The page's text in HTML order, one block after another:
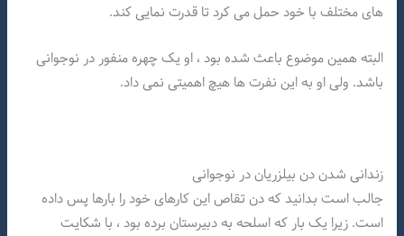
های مختلف با خود حمل می کرد تا قدرت نمایی کند.
البته همین موضوع باعث شده بود ، او یک چهره منفور در نوجوانی
باشد. ولی او به این نفرت ها هیچ اهمیتی نمی داد.
زندانی شدن دن بیلزریان در نوجوانی
جالب است بدانید که دن تقاص این کارهای خود را بارها پس داده
است. زیرا یک بار که اسلحه به دبیرستان برده بود ، با شکایت